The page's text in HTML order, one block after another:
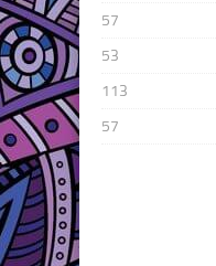
57
53
113
57